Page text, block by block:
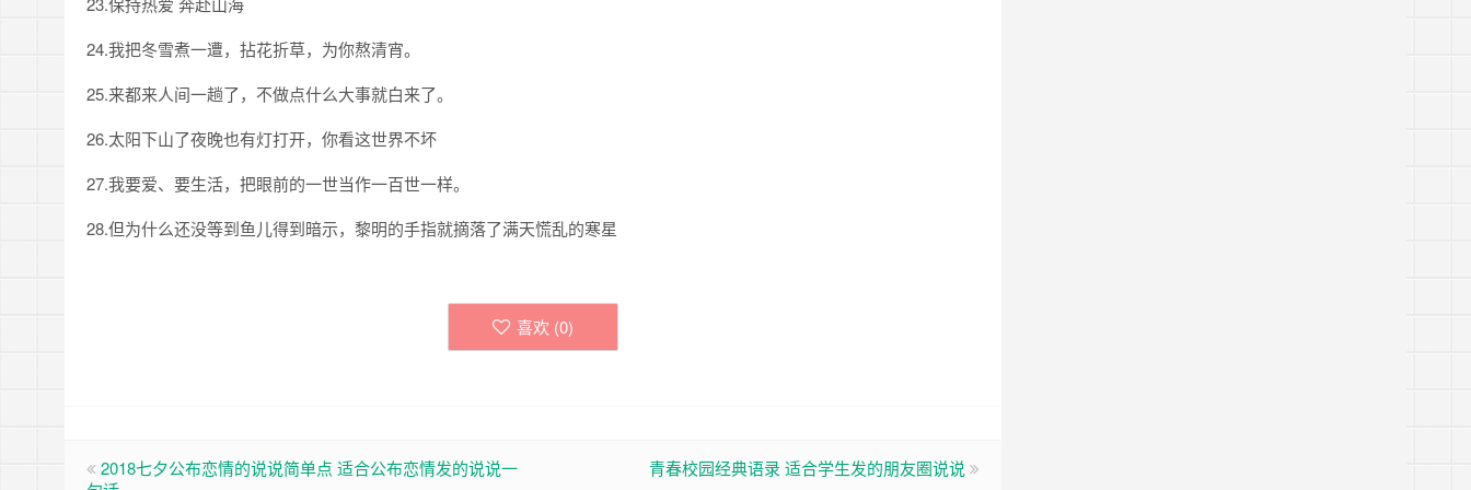
24.我把冬雪煮一遭，拈花折草，为你熬清宵。
25.来都来人间一趟了，不做点什么大事就白来了。
26.太阳下山了夜晚也有灯打开，你看这世界不坏
27.我要爱、要生活，把眼前的一世当作一百世一样。
28.但为什么还没等到鱼儿得到暗示，黎明的手指就摘落了满天慌乱的寒星
喜欢 (0)
2018七夕公布恋情的说说简单点 适合公布恋情发的说说一
青春校园经典语录 适合学生发的朋友圈说说